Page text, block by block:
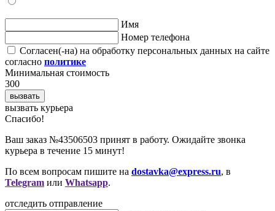
Имя
Номер телефона
Согласен(-на) на обработку персональных данных на сайте
согласно политике
Минимальная стоимость
300
вызвать
вызвать курьера
Cпасибо!
Ваш заказ №43506503 принят в работу. Ожидайте звонка
курьера в течение 15 минут!
По всем вопросам пишите на dostavka@express.ru, в
Telegram или Whatsapp.
отследить отправление